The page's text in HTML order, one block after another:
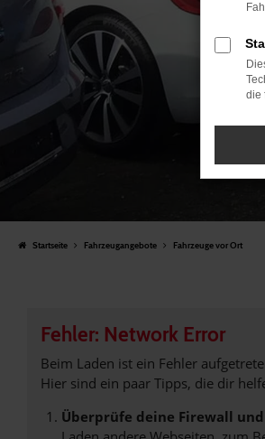
Startseite Fahrzeugangebote Fahrzeuge vor Ort
Fehler: Network Error
Beim Laden ist ein Fehler
Hier sind ein paar Tipps, die dir
Überprüfe deine Firewall
die